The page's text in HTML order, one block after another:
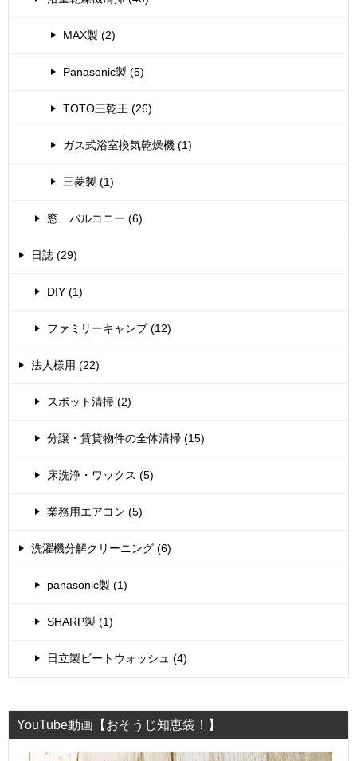
MAX製 (2)
Panasonic製 (5)
TOTO三乾王 (26)
ガス式浴室換気乾燥機 (1)
三菱製 (1)
窓、バルコニー (6)
日誌 (29)
DIY (1)
ファミリーキャンプ (12)
法人様用 (22)
スポット清掃 (2)
分譲・賃貸物件の全体清掃 (15)
床洗浄・ワックス (5)
業務用エアコン (5)
洗濯機分解クリーニング (6)
panasonic製 (1)
SHARP製 (1)
日立製ビートウォッシュ (4)
YouTube動画【おそうじ知恵袋！】